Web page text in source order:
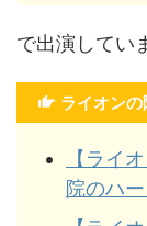
で出演してい
ライオン
【ライ
院のハ